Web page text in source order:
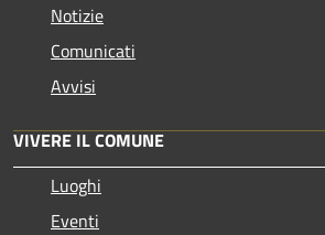
Notizie
Comunicati
Avvisi
VIVERE IL COMUNE
Luoghi
Eventi